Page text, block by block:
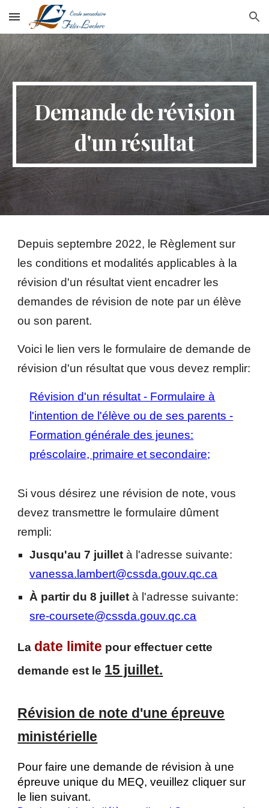
Skip to main content Skip to navigation
Demande de révision
d'un résultat
Depuis septembre 2022, le Règlement sur
les conditions et modalités applicables à la
révision d'un résultat vient encadrer les
demandes de révision de note par un élève
ou son parent.
Voici le lien vers le formulaire de demande de
révision d'un résultat que vous devez remplir:
Révision d'un résultat - Formulaire à
l'intention de l'élève ou de ses parents -
Formation générale des jeunes:
préscolaire, primaire et secondaire;
Si vous désirez une révision de note, vous
devez transmettre le formulaire dûment
rempli:
Jusqu'au 7 juillet à l'adresse suivante:
vanessa.lambert@cssda.gouv.qc.ca
À partir du 8 juillet à l'adresse suivante:
sre-coursete@cssda.gouv.qc.ca
La date limite pour effectuer cette
demande est le 15 juillet.
Révision de note d'une épreuve
ministérielle
Pour faire une demande de révision à une
épreuve unique du MEQ, veuillez cliquer sur
le lien suivant.